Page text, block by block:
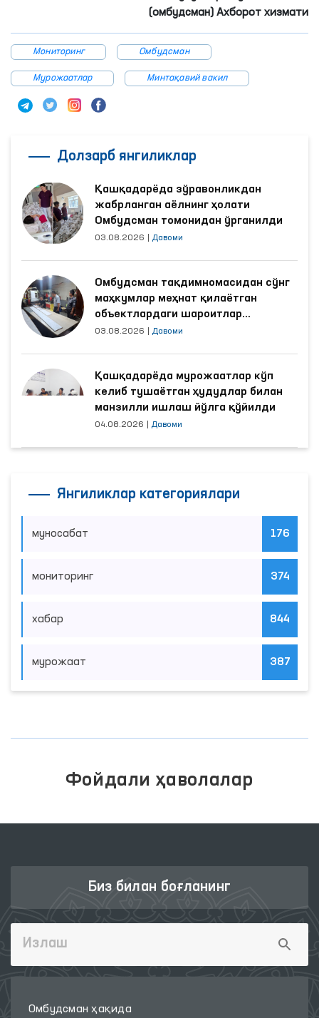
(омбудсман) Ахборот хизмати
Мониторинг Омбудсман
Мурожаатлар Минтақавий вакил
Долзарб янгиликлар
Қашқадарёда зўравонликдан
жабрланган аёлнинг ҳолати
Омбудсман томонидан ўрганилди
03.08.2026 Давоми
Омбудсман тақдимномасидан сўнг
маҳкумлар меҳнат қилаётган
объектлардаги шароитлар
яхшиланди
03.08.2026 Давоми
Қашқадарёда мурожаатлар кўп
келиб тушаётган ҳудудлар билан
манзилли ишлаш йўлга қўйилди
04.08.2026 Давоми
Янгиликлар категориялари
муносабат 176
мониторинг 374
хабар 844
мурожаат 387
Фойдали ҳаволалар
Биз билан боғланинг
Омбудсман ҳақида